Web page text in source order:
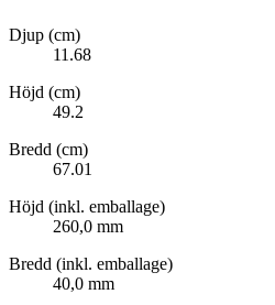
Djup (cm)
11.68
Höjd (cm)
49.2
Bredd (cm)
67.01
Höjd (inkl. emballage)
260,0 mm
Bredd (inkl. emballage)
40,0 mm